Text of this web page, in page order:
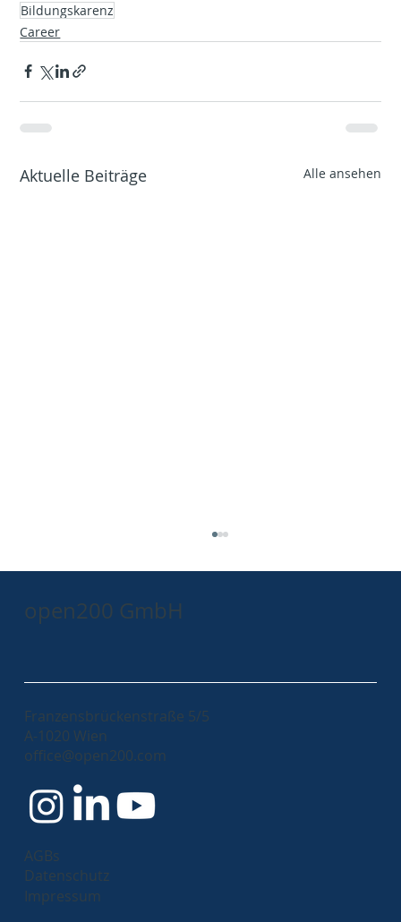
Bildungskarenz
Career
Aktuelle Beiträge Alle ansehen
My Journey as a Scrum Master at
open200
Franzensbrückenstraße 5/5
A-1020 Wien
office@open200.com
Impressum
Datenschutz
AGBs
open200 GmbH